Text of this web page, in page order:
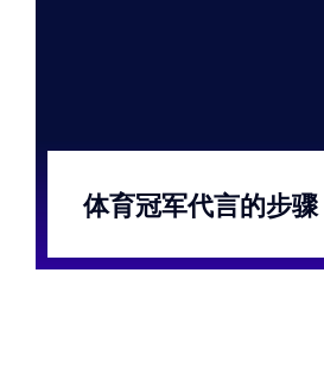
体育冠军代言的步